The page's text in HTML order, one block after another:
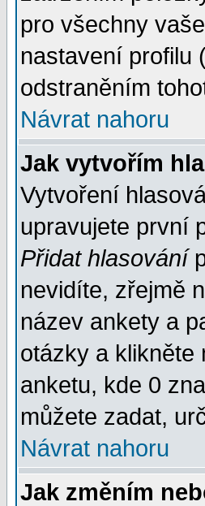
pro všechny
nastavení profilu
odstraněním
Návrat nahoru
Jak vytvořím
Vytvoření
upravujete první
Přidat hlasování
nevidíte, zřejmě
název ankety a
otázky a klikněte
anketu, kde 0
můžete zadat,
Návrat nahoru
Jak změním